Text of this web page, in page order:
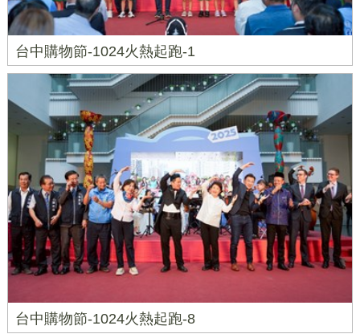
台中購物節-1024火熱起跑-1
台中購物節-1024火熱起跑-8